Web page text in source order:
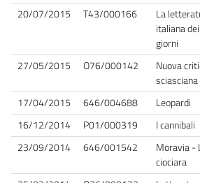
20/07/2015
T43/000166
La
italiana
giorni
27/05/2015 O76/000142
Nuova
sciasciana
17/04/2015 646/004688 Leopardi
16/12/2014
P01/000319 I cannibali
23/09/2014
646/001542
Moravia -
ciociara